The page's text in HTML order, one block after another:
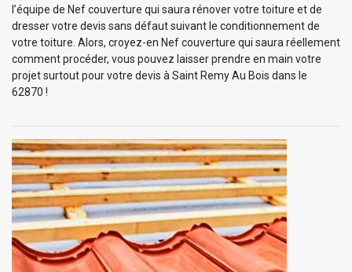
l’équipe de Nef couverture qui saura rénover votre toiture et de
dresser votre devis sans défaut suivant le conditionnement de
votre toiture. Alors, croyez-en Nef couverture qui saura réellement
comment procéder, vous pouvez laisser prendre en main votre
projet surtout pour votre devis à Saint Remy Au Bois dans le
62870 !